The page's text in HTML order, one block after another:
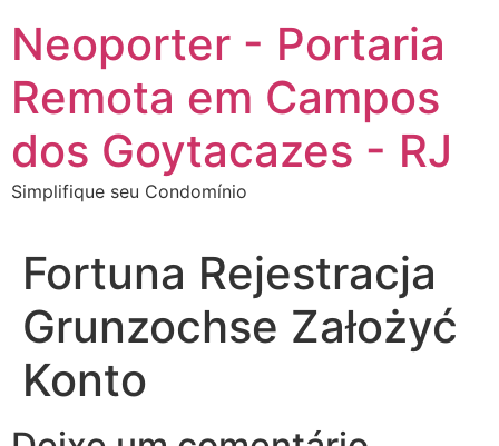
para
conteúdo
Neoporter - Portaria
Remota em Campos
dos Goytacazes - RJ
Simplifique seu Condomínio
Fortuna Rejestracja ️
Grunzochse Założyć
Konto